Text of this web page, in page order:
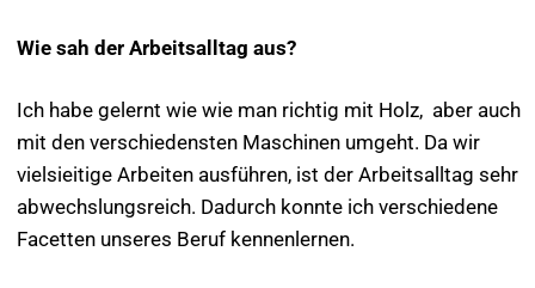
Wie sah der Arbeitsalltag aus?
Ich habe gelernt wie wie man richtig mit Holz, aber auch
mit den verschiedensten Maschinen umgeht. Da wir
vielsieitige Arbeiten ausführen, ist der Arbeitsalltag sehr
abwechslungsreich. Dadurch konnte ich verschiedene
Facetten unseres Beruf kennenlernen.